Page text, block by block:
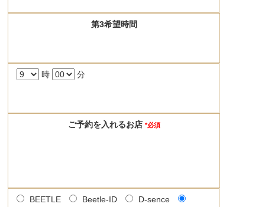
第3希望時間
時 分
ご予約を入れるお店 *必須
BEETLE Beetle-ID
D-sence